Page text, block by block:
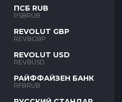
ПСБ RUB
PSBRUB
REVOLUT GBP
REVBGBP
REVOLUT USD
REVBUSD
РАЙФФАЙЗЕН БАНК
RFBRUB